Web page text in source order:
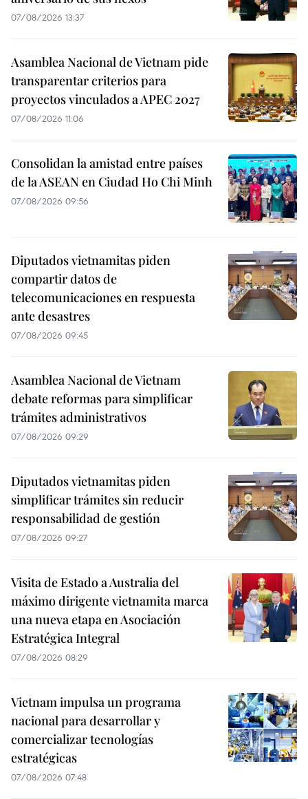
07/08/2026 13:37
Asamblea Nacional de Vietnam pide
transparentar criterios para
proyectos vinculados a APEC 2027
07/08/2026 11:06
Consolidan la amistad entre países
de la ASEAN en Ciudad Ho Chi Minh
07/08/2026 09:56
Diputados vietnamitas piden
compartir datos de
telecomunicaciones en respuesta
ante desastres
07/08/2026 09:45
Asamblea Nacional de Vietnam
debate reformas para simplificar
trámites administrativos
07/08/2026 09:29
Diputados vietnamitas piden
simplificar trámites sin reducir
responsabilidad de gestión
07/08/2026 09:27
Visita de Estado a Australia del
máximo dirigente vietnamita marca
una nueva etapa en Asociación
Estratégica Integral
07/08/2026 08:29
Vietnam impulsa un programa
nacional para desarrollar y
comercializar tecnologías
estratégicas
07/08/2026 07:48